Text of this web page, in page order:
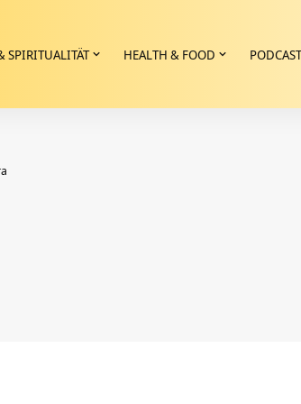
SPIRITUALITÄT HEALTH & FOOD PODCAST